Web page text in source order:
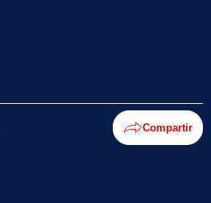
Compartir